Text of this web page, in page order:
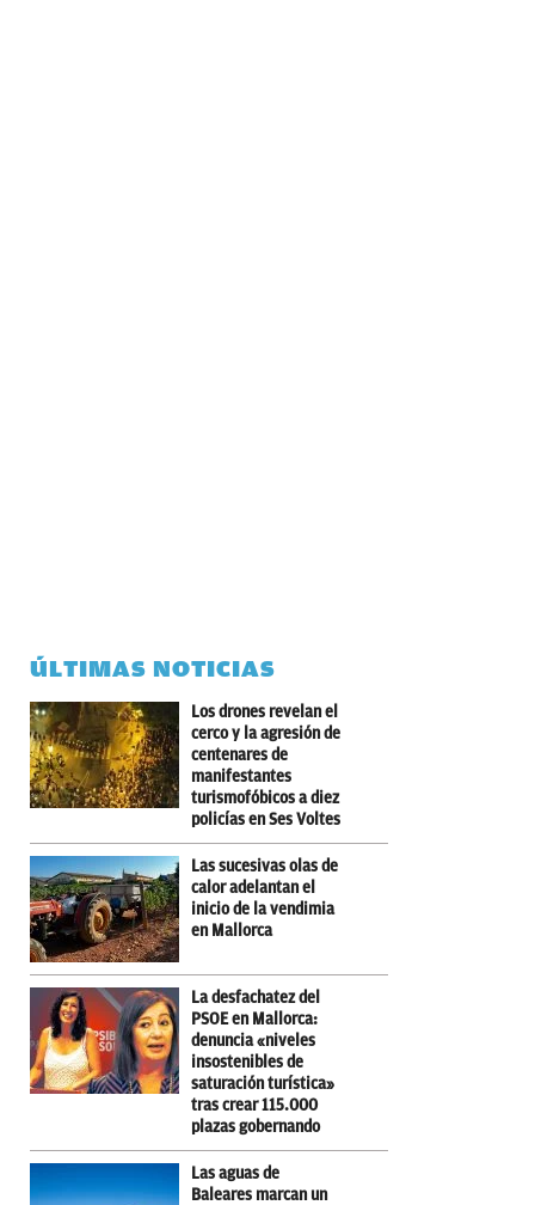
ÚLTIMAS NOTICIAS
Los drones revelan el
cerco y la agresión de
centenares de
manifestantes
turismofóbicos a diez
policías en Ses Voltes
Las sucesivas olas de
calor adelantan el
inicio de la vendimia
en Mallorca
La desfachatez del
PSOE en Mallorca:
denuncia «niveles
insostenibles de
saturación turística»
tras crear 115.000
plazas gobernando
Las aguas de
Baleares marcan un